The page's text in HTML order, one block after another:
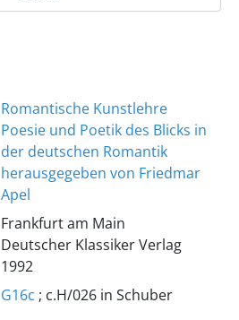
Romantische Kunstlehre
Poesie und Poetik des Blicks in
der deutschen Romantik
herausgegeben von Friedmar
Apel
Frankfurt am Main
Deutscher Klassiker Verlag
1992
G16c ; c.H/026 in Schuber